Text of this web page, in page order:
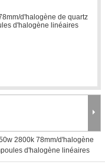
2800k 78mm/d'halogène
d'halogène linéaires